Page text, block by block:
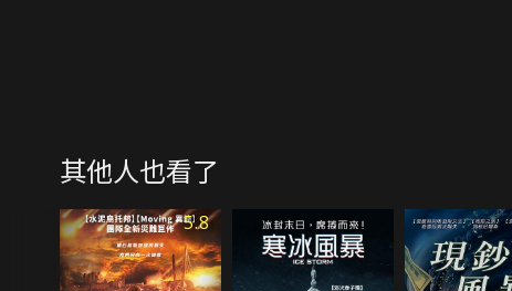
其他人也看了
5.8